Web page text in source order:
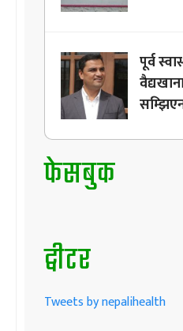
पूर्व
फेसबुक
ट्वीटर
Tweets by nepalihealth